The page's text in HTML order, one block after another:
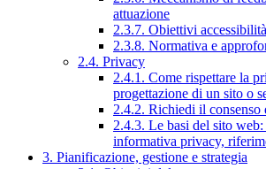
attuazione
2.3.7. Obiettivi accessibilità
2.3.8. Normativa e
2.4. Privacy
2.4.1. Come rispettare la
progettazione di un sito o
2.4.2. Richiedi il consenso
2.4.3. Le basi del sito web:
informativa privacy,
3. Pianificazione, gestione e strategia